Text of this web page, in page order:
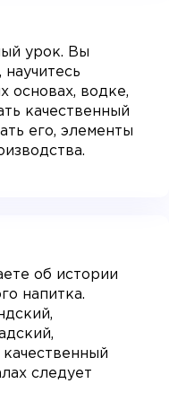
урок. Вы
основах, водке,
качественный
его, элементы
об истории
напитка.
следует